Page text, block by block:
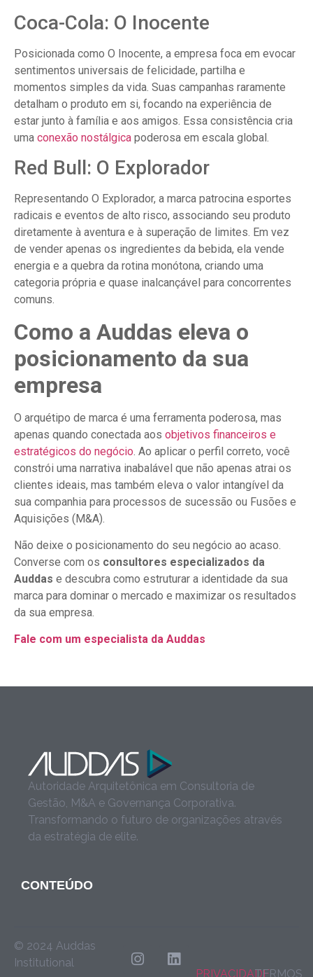
Coca-Cola: O Inocente
Posicionada como O Inocente, a empresa foca em evocar
sentimentos universais de felicidade, partilha e
momentos simples da vida. Suas campanhas raramente
detalham o produto em si, focando na experiência de
estar junto à família e aos amigos. Essa consistência cria
uma conexão nostálgica poderosa em escala global.
Red Bull: O Explorador
Representando O Explorador, a marca patrocina esportes
radicais e eventos de alto risco, associando seu produto
diretamente à aventura e à superação de limites. Em vez
de vender apenas os ingredientes da bebida, ela vende
energia e a quebra da rotina monótona, criando uma
categoria própria e quase inalcançável para concorrentes
comuns.
Como a Auddas eleva o
posicionamento da sua
empresa
O arquétipo de marca é uma ferramenta poderosa, mas
apenas quando conectada aos objetivos financeiros e
estratégicos do negócio . Ao aplicar o perfil correto, você
constrói uma narrativa inabalável que não apenas atrai os
clientes ideais, mas também eleva o valor intangível da
sua companhia para processos de sucessão ou Fusões e
Aquisições (M&A).
Não deixe o posicionamento do seu negócio ao acaso.
Converse com os consultores especializados da
Auddas e descubra como estruturar a identidade da sua
marca para dominar o mercado e maximizar os resultados
da sua empresa.
Fale com um especialista da Auddas
Autoridade Arquitetônica em Consultoria de
Gestão, M&A e Governança Corporativa.
Transformando o futuro de organizações através
da estratégia de elite.
CONTEÚDO
© 2024 Auddas
Institutional
PRIVACIDADETERMOS